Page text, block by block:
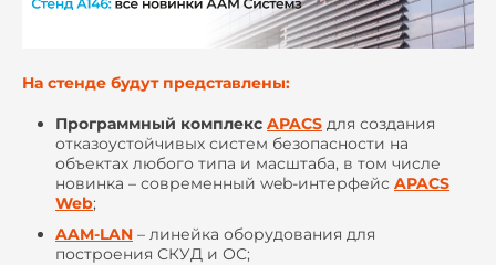
На стенде будут представлены:
Программный комплекс APACS для создания
отказоустойчивых систем безопасности на
объектах любого типа и масштаба, в том числе
новинка – современный web-интерфейс APACS
Web;
AAM-LAN – линейка оборудования для
построения СКУД и ОС;